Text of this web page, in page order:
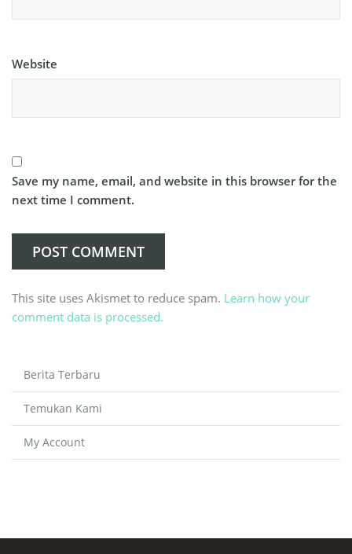
Website
Save my name, email, and website in this browser for the
next time I comment.
This site uses Akismet to reduce spam. Learn how your
comment data is processed.
Berita Terbaru
Temukan Kami
My Account